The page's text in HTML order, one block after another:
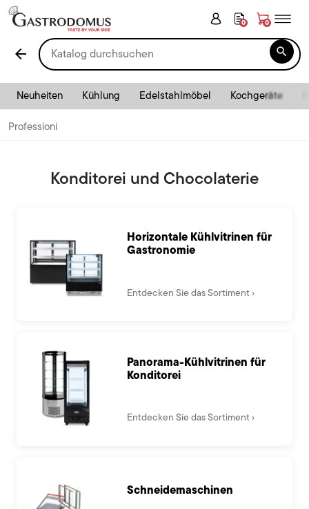
0 0
arrow_back 
Neuheiten Kühlung Edelstahlmöbel Kochgeräte
Professioni
Konditorei und Chocolaterie
Horizontale Kühlvitrinen für
Gastronomie
Entdecken Sie das Sortiment
Panorama-Kühlvitrinen für
Konditorei
Entdecken Sie das Sortiment
Schneidemaschinen